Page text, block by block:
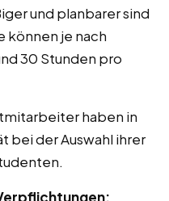
und planbarer sind
können je nach
30 Stunden pro
haben in
bei der Auswahl ihrer